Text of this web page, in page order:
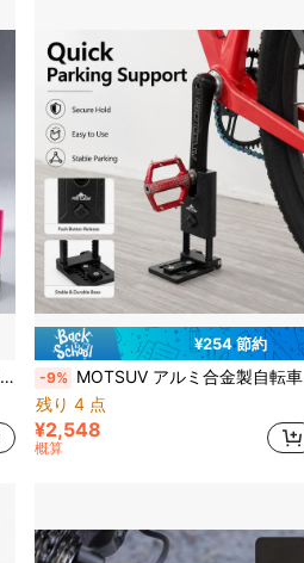
¥254 節約
-9% MOTSUV アルミ合金製自転車クランクパーキングスタンド、ポータブル自転車収納ラック、ロード/マウンテンバイククランクサポートスタンド、取り付けネジキット付き
残り 4 点
¥2,548
概算